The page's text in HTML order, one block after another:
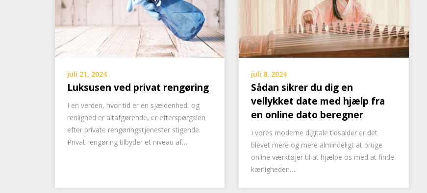
juli 21, 2024
Luksusen ved privat rengøring
I en verden, hvor tid er en sjældenhed, og
renlighed er altafgørende, er efterspørgslen
efter private rengøringstjenester stigende.
Privat rengøring tilbyder et niveau af…
juli 8, 2024
Sådan sikrer du dig en
vellykket date med hjælp fra
en online dato beregner
I vores moderne digitale tidsalder er det
blevet mere og mere almindeligt at bruge
online værktøjer til at hjælpe os med at finde
kærligheden….